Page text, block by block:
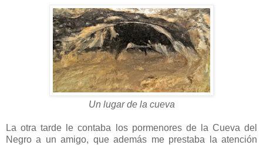
Un lugar de la cueva
La otra tarde le contaba los pormenores de la Cueva del
Negro a un amigo, que además me prestaba la atención